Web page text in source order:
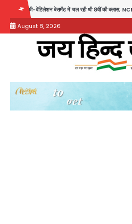
content
बेसमेंट में चल रही थी 8वीं की क्लास, NCPCR की शिकायत
August 8, 2026